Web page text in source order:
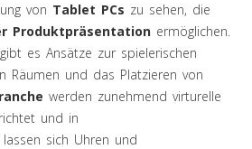
von Tablet PCs zu sehen, die
Produktpräsentation ermöglichen.
gibt es Ansätze zur spielerischen
Räumen und das Platzieren von
werden zunehmend virturelle
und in
lassen sich Uhren und